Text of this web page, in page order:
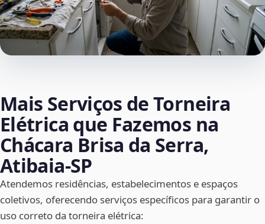
Mais Serviços de Torneira
Elétrica que Fazemos na
Chácara Brisa da Serra,
Atibaia‑SP
Atendemos residências, estabelecimentos e espaços
coletivos, oferecendo serviços específicos para garantir o
uso correto da torneira elétrica: